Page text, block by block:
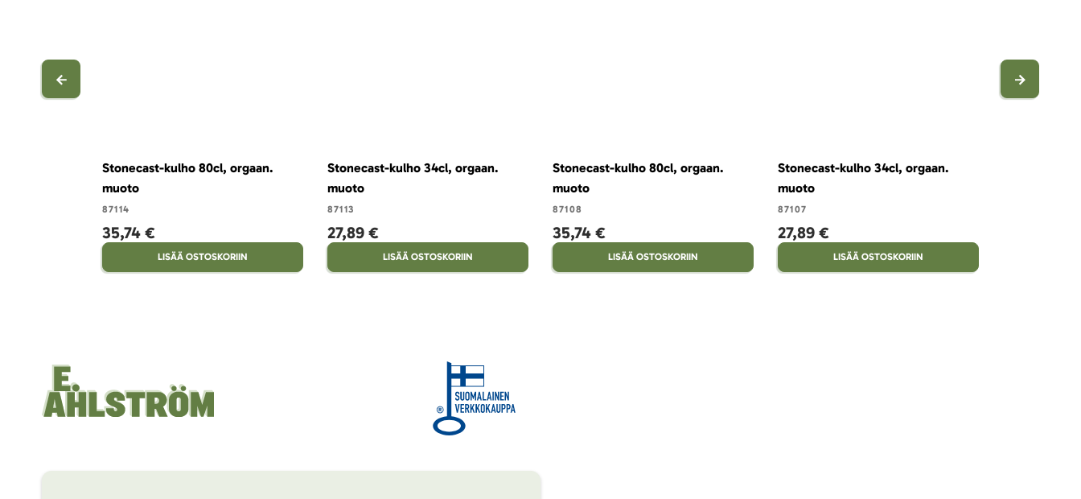
Stonecast-kulho 80cl, orgaan.
muoto
87114
35,74 €
LISÄÄ OSTOSKORIIN
Stonecast-kulho 34cl, orgaan.
muoto
87113
27,89 €
LISÄÄ OSTOSKORIIN
Stonecast-kulho 80cl, orgaan.
muoto
87108
35,74 €
LISÄÄ OSTOSKORIIN
Stonecast-kulho 34cl, orgaan.
muoto
87107
27,89 €
LISÄÄ OSTOSKORIIN